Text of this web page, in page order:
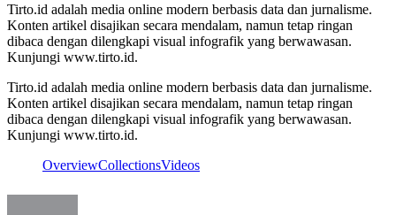
Tirto.id adalah media online modern berbasis data dan jurnalisme.
Konten artikel disajikan secara mendalam, namun tetap ringan
dibaca dengan dilengkapi visual infografik yang berwawasan.
Kunjungi www.tirto.id.
Tirto.id adalah media online modern berbasis data dan jurnalisme.
Konten artikel disajikan secara mendalam, namun tetap ringan
dibaca dengan dilengkapi visual infografik yang berwawasan.
Kunjungi www.tirto.id.
OverviewCollectionsVideos